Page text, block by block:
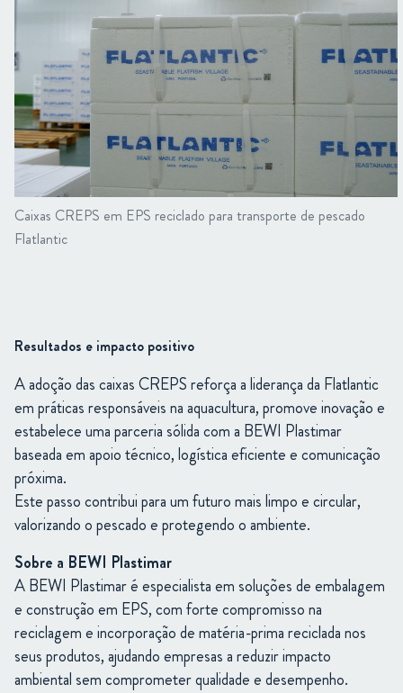
Caixas CREPS em EPS reciclado para transporte de pescado
Flatlantic
Resultados e impacto positivo
A adoção das caixas CREPS reforça a liderança da Flatlantic
em práticas responsáveis na aquacultura, promove inovação e
estabelece uma parceria sólida com a BEWI Plastimar
baseada em apoio técnico, logística eficiente e comunicação
próxima.
Este passo contribui para um futuro mais limpo e circular,
valorizando o pescado e protegendo o ambiente.
Sobre a BEWI Plastimar
A BEWI Plastimar é especialista em soluções de embalagem
e construção em EPS, com forte compromisso na
reciclagem e incorporação de matéria-prima reciclada nos
seus produtos, ajudando empresas a reduzir impacto
ambiental sem comprometer qualidade e desempenho.